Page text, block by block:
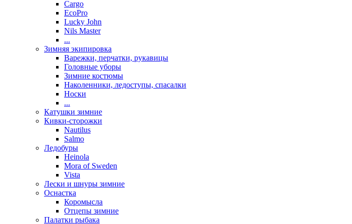
Cargo
EcoPro
Lucky John
Nils Master
...
Зимняя экипировка
Варежки, перчатки, рукавицы
Головные уборы
Зимние костюмы
Наколенники, ледоступы, спасалки
Носки
...
Катушки зимние
Кивки-сторожки
Nautilus
Salmo
Ледобуры
Heinola
Mora of Sweden
Vista
Лески и шнуры зимние
Оснастка
Коромысла
Отцепы зимние
Палатки рыбака